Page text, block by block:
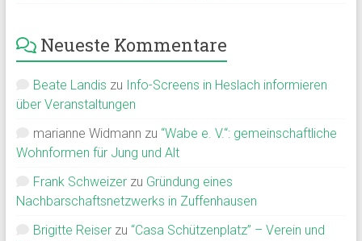
Neueste Kommentare
Beate Landis zu Info-Screens in Heslach informieren
über Veranstaltungen
marianne Widmann zu “Wabe e. V.“: gemeinschaftliche
Wohnformen für Jung und Alt
Frank Schweizerzu Gründung eines
Nachbarschaftsnetzwerks in Zuffenhausen
Brigitte Reiserzu “Casa Schützenplatz” – Verein und